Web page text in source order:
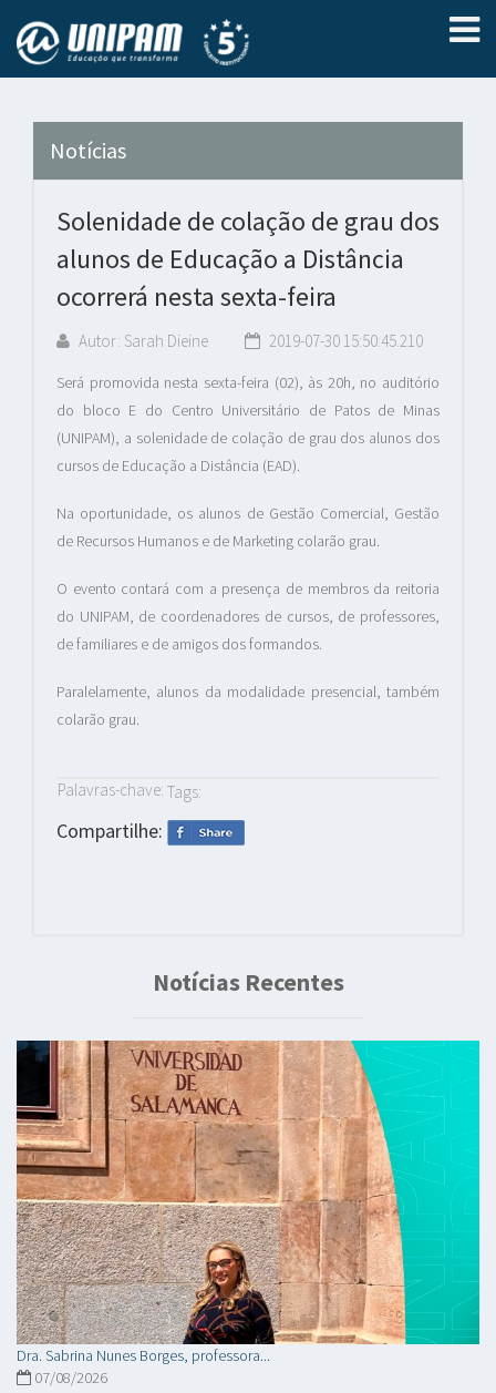
Notícias
Solenidade de colação de grau dos
alunos de Educação a Distância
ocorrerá nesta sexta-feira
Autor: Sarah Dieine 2019-07-30 15:50:45.210
Será promovida nesta sexta-feira (02), às 20h, no auditório
do bloco E do Centro Universitário de Patos de Minas
(UNIPAM), a solenidade de colação de grau dos alunos dos
cursos de Educação a Distância (EAD).
Na oportunidade, os alunos de Gestão Comercial, Gestão
de Recursos Humanos e de Marketing colarão grau.
O evento contará com a presença de membros da reitoria
do UNIPAM, de coordenadores de cursos, de professores,
de familiares e de amigos dos formandos.
Paralelamente, alunos da modalidade presencial, também
colarão grau.
Palavras-chave: Tags:
Compartilhe:
Notícias Recentes
Dra. Sabrina Nunes Borges, professora...
07/08/2026